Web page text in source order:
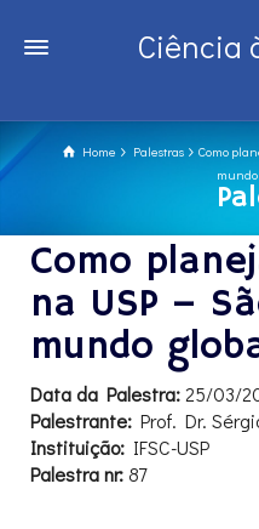
Ciência
Home Palestras
Como
Como
na USP –
mundo
Data da Palestra:25/03/
Palestrante: Prof. Dr.
Instituição: IFSC-USP
Palestra nr: 87